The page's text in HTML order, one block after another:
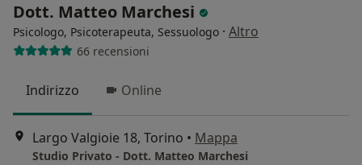
Dott. Matteo Marchesi
Psicologo, Psicoterapeuta, Sessuologo · Altro
66 recensioni
Indirizzo Online
Largo Valgioie 18, Torino • Mappa
Studio Privato - Dott. Matteo Marchesi